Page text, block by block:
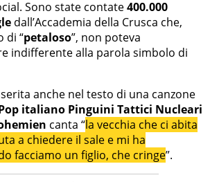
Sono state contate400.000
dall’Accademia della Crusca che,
di “petaloso”, non poteva
indifferente alla parola simbolo di
anche nel testo di una canzone
italiano Pinguini Tattici Nucleari
canta “la vecchia che ci abita
a chiedere il sale e mi ha
facciamo un figlio, che cringe”.